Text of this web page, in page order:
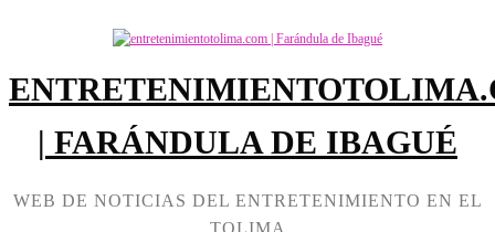
content
| FARÁNDULA DE IBAGUÉ
WEB DE NOTICIAS DEL ENTRETENIMIENTO EN EL
TOLIMA